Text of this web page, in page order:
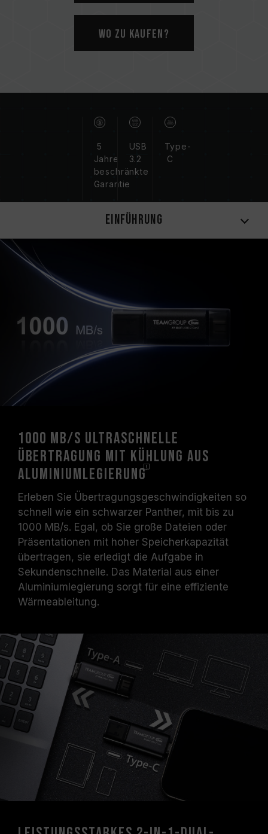
Wo zu kaufen?
5
Jahre
beschränkte
Garantie
USB
3.2
Type-
C
Einführung
1000 MB/s ultraschnelle
Übertragung mit Kühlung aus
Aluminiumlegierung
Erleben Sie Übertragungsgeschwindigkeiten so
schnell wie ein schwarzer Panther, mit bis zu
1000 MB/s. Egal, ob Sie große Dateien oder
Präsentationen mit hoher Speicherkapazität
übertragen, sie erledigt die Aufgabe in
Sekundenschnelle. Das Material aus einer
Aluminiumlegierung sorgt für eine effiziente
Wärmeableitung.